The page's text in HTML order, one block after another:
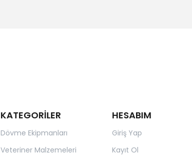
KATEGORİLER
Dövme Ekipmanları
Veteriner Malzemeleri
HESABIM
Giriş Yap
Kayıt Ol